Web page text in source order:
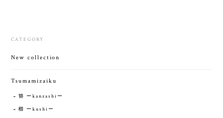
CATEGORY
New collection
Tsumamizaiku
簪 ーkanzashiー
櫛 ーkushiー